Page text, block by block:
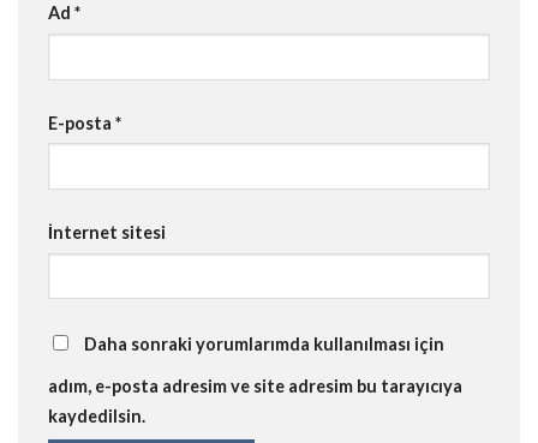
Ad *
E-posta *
İnternet sitesi
Daha sonraki yorumlarımda kullanılması için
adım, e-posta adresim ve site adresim bu tarayıcıya
kaydedilsin.